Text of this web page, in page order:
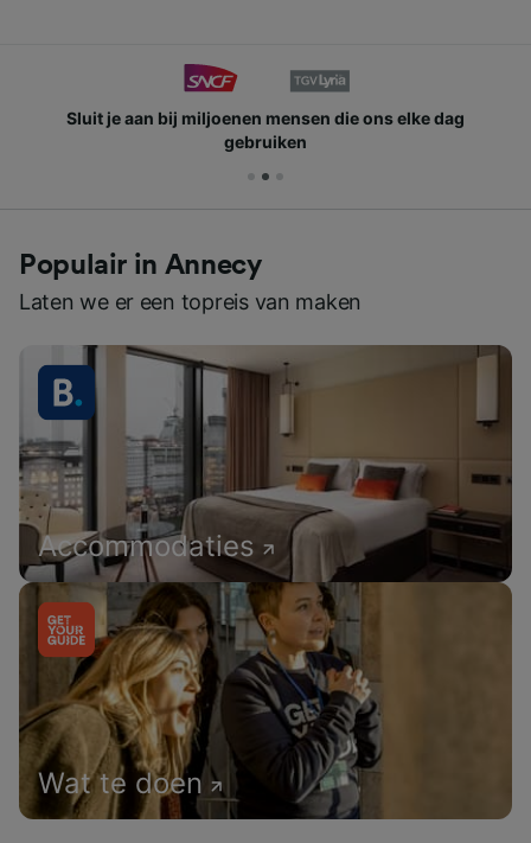
Sluit je aan bij miljoenen mensen die ons elke dag
gebruiken
Populair in Annecy
Laten we er een topreis van maken
Accommodaties
Wat te doen